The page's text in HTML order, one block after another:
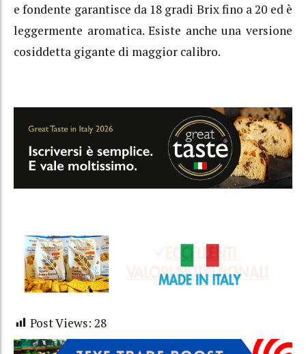
e fondente garantisce da 18 gradi Brix fino a 20 ed è
leggermente aromatica. Esiste anche una versione
cosiddetta gigante di maggior calibro.
Post Views: 28